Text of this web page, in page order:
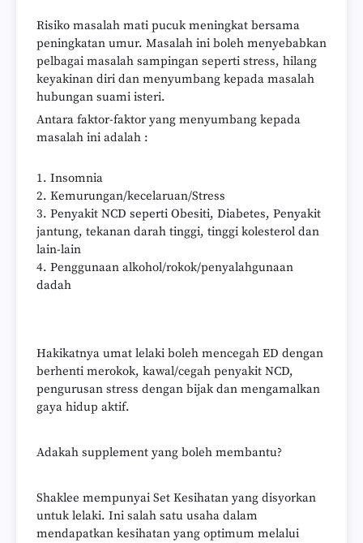
Risiko masalah mati pucuk meningkat bersama
peningkatan umur. Masalah ini boleh menyebabkan
pelbagai masalah sampingan seperti stress, hilang
keyakinan diri dan menyumbang kepada masalah
hubungan suami isteri.
Antara faktor-faktor yang menyumbang kepada
masalah ini adalah :
1. Insomnia
2. Kemurungan/kecelaruan/Stress
3. Penyakit NCD seperti Obesiti, Diabetes, Penyakit
jantung, tekanan darah tinggi, tinggi kolesterol dan
lain-lain
4. Penggunaan alkohol/rokok/penyalahgunaan
dadah
Hakikatnya umat lelaki boleh mencegah ED dengan
berhenti merokok, kawal/cegah penyakit NCD,
pengurusan stress dengan bijak dan mengamalkan
gaya hidup aktif.
Adakah supplement yang boleh membantu?
Shaklee mempunyai Set Kesihatan yang disyorkan
untuk lelaki. Ini salah satu usaha dalam
mendapatkan kesihatan yang optimum melalui